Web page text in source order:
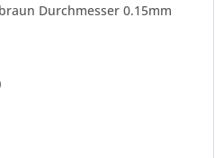
Durchmesser 0.15mm